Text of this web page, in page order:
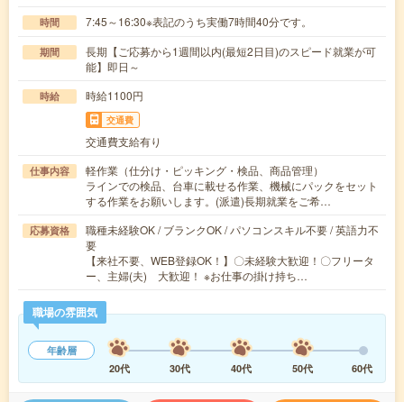
時間 7:45～16:30※表記のうち実働7時間40分です。
期間
長期【ご応募から1週間以内(最短2日目)のスピード就業が可
能】即日～
時給 時給1100円
交通費
交通費支給有り
仕事内容
軽作業（仕分け・ピッキング・検品、商品管理）
ラインでの検品、台車に載せる作業、機械にパックをセット
する作業をお願いします。(派遣)長期就業をご希…
応募資格
職種未経験OK / ブランクOK / パソコンスキル不要 / 英語力不
要
【来社不要、WEB登録OK！】〇未経験大歓迎！〇フリータ
ー、主婦(夫) 大歓迎！ ※お仕事の掛け持ち…
職場の雰囲気
年齢層
20代
30代 40代 50代 60代